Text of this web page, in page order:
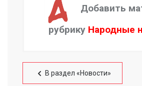
Добавить
рубрику Народные
В раздел «Новости»